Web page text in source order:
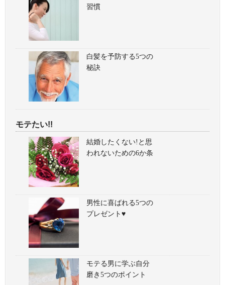
習慣
白髪を予防する5つの
秘訣
モテたい!!
結婚したくない!と思
われないための6か条
男性に喜ばれる5つの
プレゼント♥
モテる男に学ぶ自分
磨き5つのポイント